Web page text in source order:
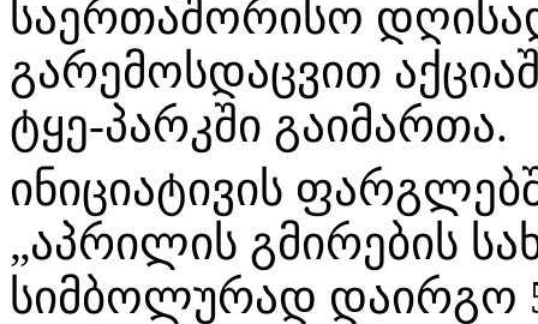
საერთაშორისო
გარემოსდაცვით
ტყე-პარკში გაიმართა.
ინიციატივის
„აპრილის გმირების
სიმბოლურად დაირგო